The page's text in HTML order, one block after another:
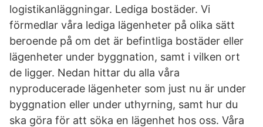
logistikanläggningar. Lediga bostäder. Vi
förmedlar våra lediga lägenheter på olika sätt
beroende på om det är befintliga bostäder eller
lägenheter under byggnation, samt i vilken ort
de ligger. Nedan hittar du alla våra
nyproducerade lägenheter som just nu är under
byggnation eller under uthyrning, samt hur du
ska göra för att söka en lägenhet hos oss. Våra